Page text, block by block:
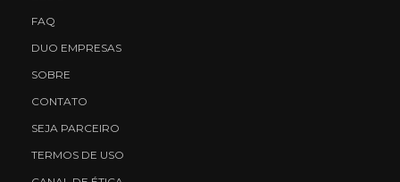
FAQ
DUO EMPRESAS
SOBRE
CONTATO
SEJA PARCEIRO
TERMOS DE USO